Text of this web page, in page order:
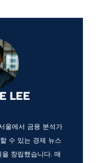
LEE
울에서 금융 분석가
수 있는 경제 뉴스
창립했습니다. 매